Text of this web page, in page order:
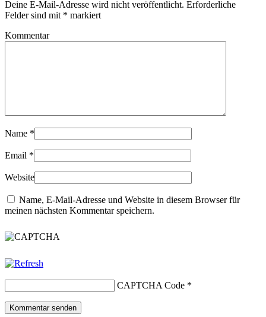
Deine E-Mail-Adresse wird nicht veröffentlicht. Erforderliche
Felder sind mit * markiert
Kommentar
Name *
Email *
Website
Name, E-Mail-Adresse und Website in diesem Browser für
meinen nächsten Kommentar speichern.
CAPTCHA Code *